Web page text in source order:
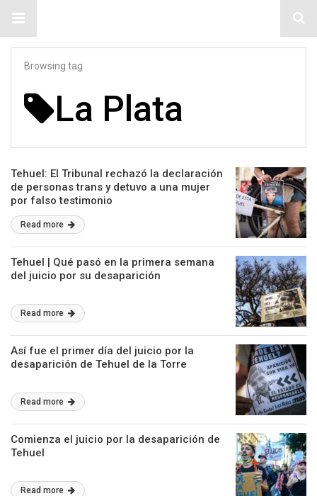
Browsing tag
La Plata
Tehuel: El Tribunal rechazó la declaración
de personas trans y detuvo a una mujer
por falso testimonio
Read more
Tehuel | Qué pasó en la primera semana
del juicio por su desaparición
Read more
Así fue el primer día del juicio por la
desaparición de Tehuel de la Torre
Read more
Comienza el juicio por la desaparición de
Tehuel
Read more